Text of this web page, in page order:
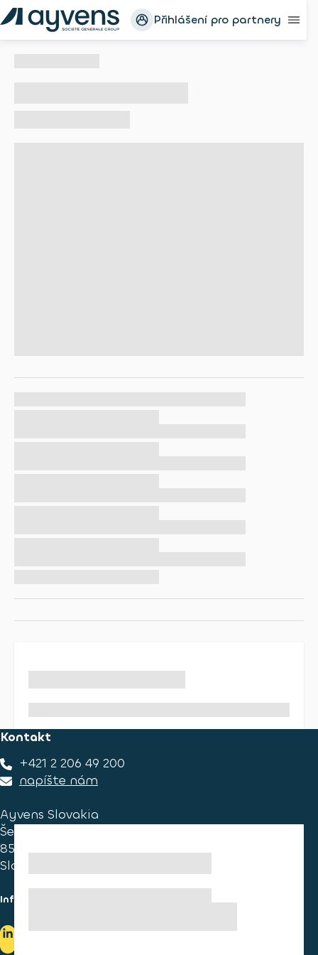
Přihlášení pro partnery
Kontakt
+421 2 206 49 200
napíšte nám
Ayvens Slovakia
Ševčenkova 34
851 01 Bratislava
Slovakia
Informace pro spotřebitele